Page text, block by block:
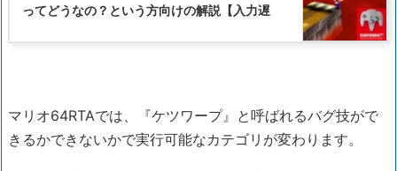
ってどうなの？という方向けの解説【入力遅
マリオ64RTAでは、『ケツワープ』と呼ばれるバグ技がで
きるかできないかで実行可能なカテゴリが変わります。